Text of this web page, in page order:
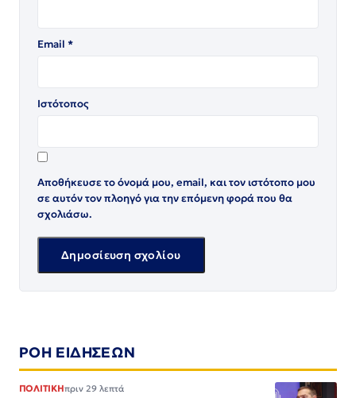
Email *
Ιστότοπος
Αποθήκευσε το όνομά μου, email, και τον ιστότοπο μου
σε αυτόν τον πλοηγό για την επόμενη φορά που θα
σχολιάσω.
ΡΟΗ ΕΙΔΗΣΕΩΝ
ΠΟΛΙΤΙΚΗπριν 29 λεπτά